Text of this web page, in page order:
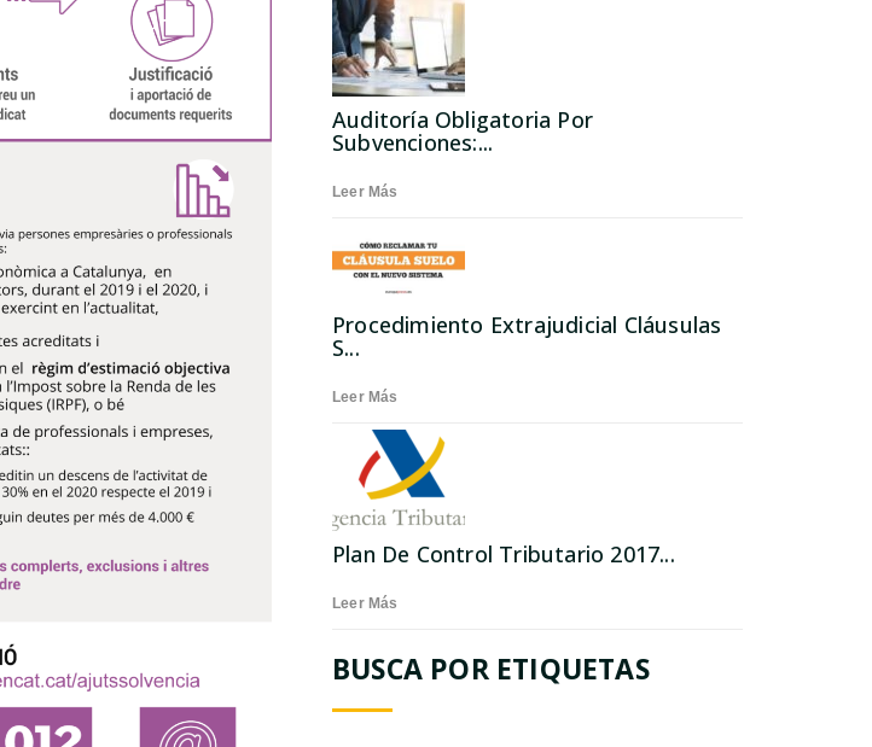
Auditoría Obligatoria Por
Subvenciones:...
Leer Más
Procedimiento Extrajudicial Cláusulas
S...
Leer Más
Plan De Control Tributario 2017...
Leer Más
BUSCA POR ETIQUETAS